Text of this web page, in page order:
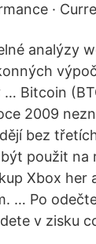
·
analýzy
Bitcoin
2009
bez
použit na
Xbox her
… Po
v zisku